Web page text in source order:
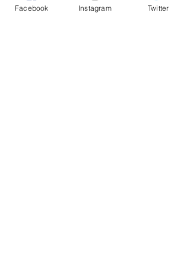
Facebook Instagram Twitter